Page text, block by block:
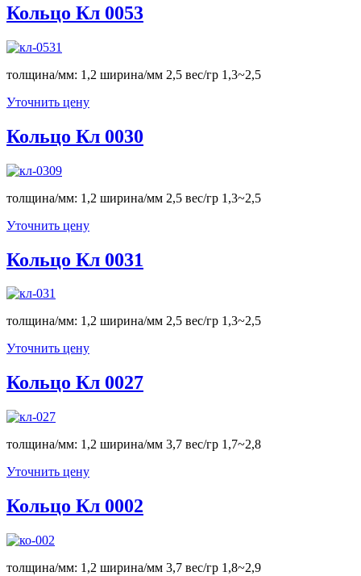
Кольцо Кл 0053
толщина/мм: 1,2 ширина/мм 2,5 вес/гр 1,3~2,5
Уточнить цену
Кольцо Кл 0030
толщина/мм: 1,2 ширина/мм 2,5 вес/гр 1,3~2,5
Уточнить цену
Кольцо Кл 0031
толщина/мм: 1,2 ширина/мм 2,5 вес/гр 1,3~2,5
Уточнить цену
Кольцо Кл 0027
толщина/мм: 1,2 ширина/мм 3,7 вес/гр 1,7~2,8
Уточнить цену
Кольцо Кл 0002
толщина/мм: 1,2 ширина/мм 3,7 вес/гр 1,8~2,9